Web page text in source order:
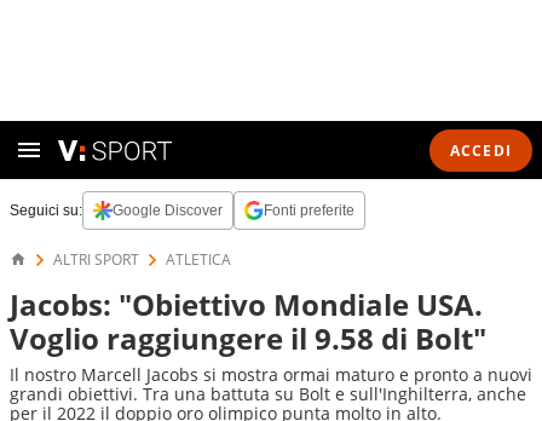
ACCEDI
Seguici su: Google Discover Fonti preferite
ALTRI SPORT ATLETICA
Jacobs: "Obiettivo Mondiale USA.
Voglio raggiungere il 9.58 di Bolt"
Il nostro Marcell Jacobs si mostra ormai maturo e pronto a nuovi
grandi obiettivi. Tra una battuta su Bolt e sull'Inghilterra, anche
per il 2022 il doppio oro olimpico punta molto in alto.